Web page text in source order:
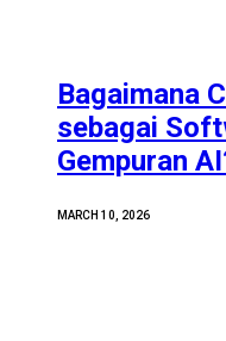
Bagaimana
sebagai
Gempuran
MARCH 10, 2026